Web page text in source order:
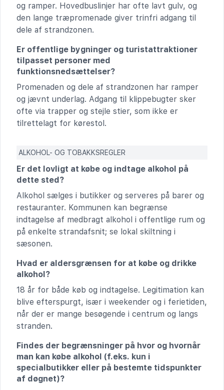
og ramper. Hovedbuslinjer har ofte lavt gulv, og
den lange træpromenade giver trinfri adgang til
dele af strandzonen.
Er offentlige bygninger og turistattraktioner
tilpasset personer med
funktionsnedsættelser?
Promenaden og dele af strandzonen har ramper
og jævnt underlag. Adgang til klippebugter sker
ofte via trapper og stejle stier, som ikke er
tilrettelagt for kørestol.
ALKOHOL- OG TOBAKKSREGLER
Er det lovligt at købe og indtage alkohol på
dette sted?
Alkohol sælges i butikker og serveres på barer og
restauranter. Kommunen kan begrænse
indtagelse af medbragt alkohol i offentlige rum og
på enkelte strandafsnit; se lokal skiltning i
sæsonen.
Hvad er aldersgrænsen for at købe og drikke
alkohol?
18 år for både køb og indtagelse. Legitimation kan
blive efterspurgt, især i weekender og i ferietiden,
når der er mange besøgende i centrum og langs
stranden.
Findes der begrænsninger på hvor og hvornår
man kan købe alkohol (f.eks. kun i
specialbutikker eller på bestemte tidspunkter
af døgnet)?